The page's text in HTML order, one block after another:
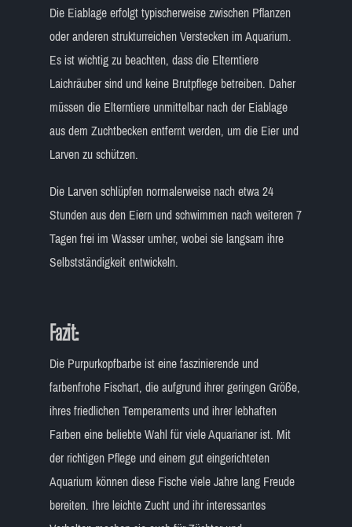
Die Eiablage erfolgt typischerweise zwischen Pflanzen
oder anderen strukturreichen Verstecken im Aquarium.
Es ist wichtig zu beachten, dass die Elterntiere
Laichräuber sind und keine Brutpflege betreiben. Daher
müssen die Elterntiere unmittelbar nach der Eiablage
aus dem Zuchtbecken entfernt werden, um die Eier und
Larven zu schützen.
Die Larven schlüpfen normalerweise nach etwa 24
Stunden aus den Eiern und schwimmen nach weiteren 7
Tagen frei im Wasser umher, wobei sie langsam ihre
Selbstständigkeit entwickeln.
Fazit:
Die Purpurkopfbarbe ist eine faszinierende und
farbenfrohe Fischart, die aufgrund ihrer geringen Größe,
ihres friedlichen Temperaments und ihrer lebhaften
Farben eine beliebte Wahl für viele Aquarianer ist. Mit
der richtigen Pflege und einem gut eingerichteten
Aquarium können diese Fische viele Jahre lang Freude
bereiten. Ihre leichte Zucht und ihr interessantes